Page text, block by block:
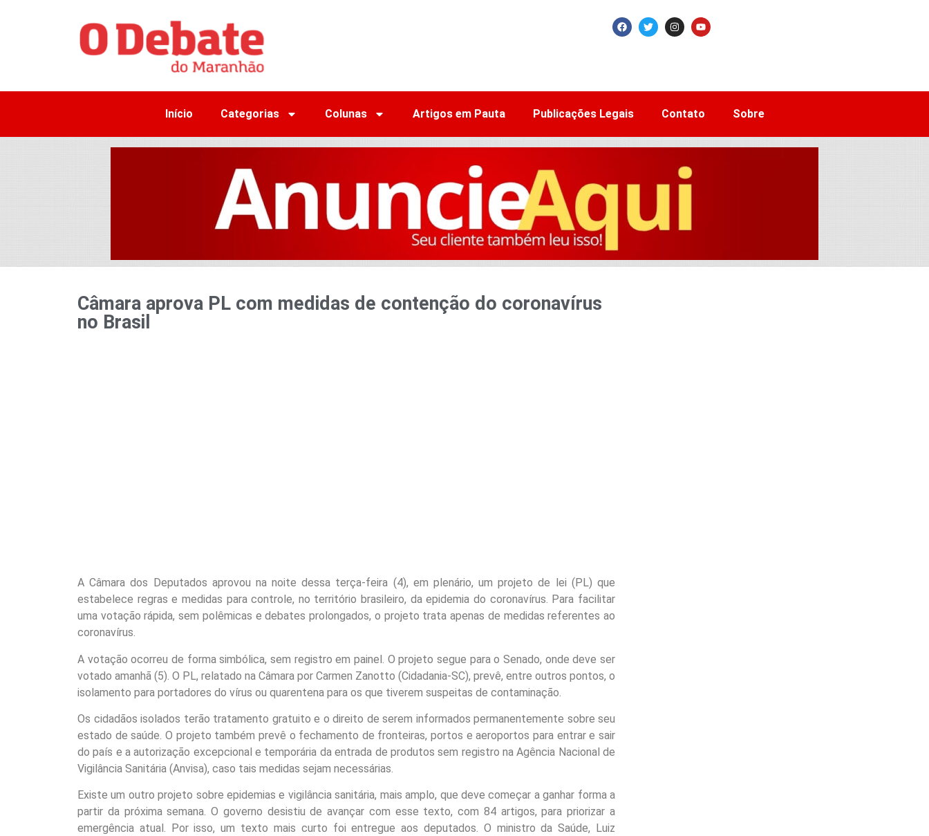
Início Categorias Colunas Artigos em Pauta Publicações Legais Contato Sobre
Câmara aprova PL com medidas de contenção do coronavírus
no Brasil
A Câmara dos Deputados aprovou na noite dessa terça-feira (4), em plenário, um projeto de lei (PL) que
estabelece regras e medidas para controle, no território brasileiro, da epidemia do coronavírus. Para facilitar
uma votação rápida, sem polêmicas e debates prolongados, o projeto trata apenas de medidas referentes ao
coronavírus.
A votação ocorreu de forma simbólica, sem registro em painel. O projeto segue para o Senado, onde deve ser
votado amanhã (5). O PL, relatado na Câmara por Carmen Zanotto (Cidadania-SC), prevê, entre outros pontos, o
isolamento para portadores do vírus ou quarentena para os que tiverem suspeitas de contaminação.
Os cidadãos isolados terão tratamento gratuito e o direito de serem informados permanentemente sobre seu
estado de saúde. O projeto também prevê o fechamento de fronteiras, portos e aeroportos para entrar e sair
do país e a autorização excepcional e temporária da entrada de produtos sem registro na Agência Nacional de
Vigilância Sanitária (Anvisa), caso tais medidas sejam necessárias.
Existe um outro projeto sobre epidemias e vigilância sanitária, mais amplo, que deve começar a ganhar forma a
partir da próxima semana. O governo desistiu de avançar com esse texto, com 84 artigos, para priorizar a
emergência atual. Por isso, um texto mais curto foi entregue aos deputados. O ministro da Saúde, Luiz